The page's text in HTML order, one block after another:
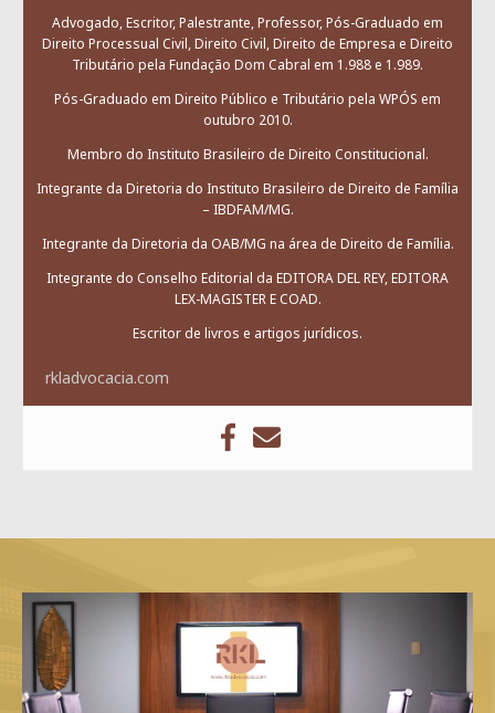
Advogado, Escritor, Palestrante, Professor, Pós-Graduado em
Direito Processual Civil, Direito Civil, Direito de Empresa e Direito
Tributário pela Fundação Dom Cabral em 1.988 e 1.989.
Pós-Graduado em Direito Público e Tributário pela WPÓS em
outubro 2010.
Membro do Instituto Brasileiro de Direito Constitucional.
Integrante da Diretoria do Instituto Brasileiro de Direito de Família
– IBDFAM/MG.
Integrante da Diretoria da OAB/MG na área de Direito de Família.
Integrante do Conselho Editorial da EDITORA DEL REY, EDITORA
LEX-MAGISTER E COAD.
Escritor de livros e artigos jurídicos.
rkladvocacia.com